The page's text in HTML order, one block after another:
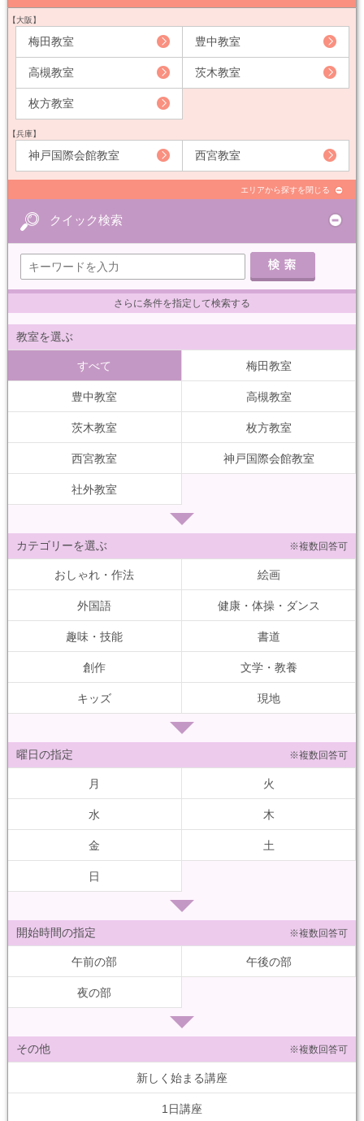
【大阪】
梅田教室 豊中教室
高槻教室 茨木教室
枚方教室
【兵庫】
神戸国際会館教室 西宮教室
エリアから探すを閉じる
クイック検索
さらに条件を指定して検索する
教室を選ぶ
すべて 梅田教室
豊中教室 高槻教室
茨木教室 枚方教室
西宮教室 神戸国際会館教室
社外教室
カテゴリーを選ぶ ※複数回答可
おしゃれ・作法 絵画
外国語 健康・体操・ダンス
趣味・技能 書道
創作 文学・教養
キッズ 現地
曜日の指定 ※複数回答可
月 火
水 木
金 土
日
開始時間の指定 ※複数回答可
午前の部 午後の部
夜の部
その他 ※複数回答可
新しく始まる講座
1日講座